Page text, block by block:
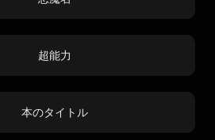
超能力
本のタイトル